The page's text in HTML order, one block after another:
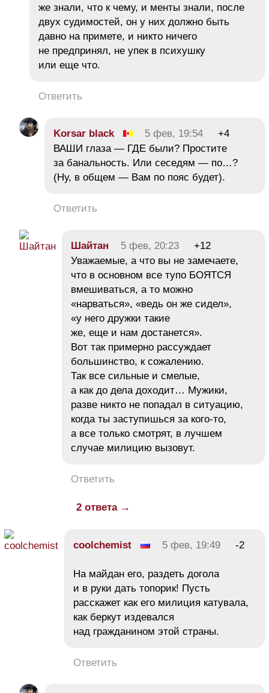
же знали, что к чему, и менты знали, после
двух судимостей, он у них должно быть
давно на примете, и никто ничего
не предпринял, не упек в психушку
или еще что.
Ответить
Korsar black 5 фев, 19:54
+4
ВАШИ глаза — ГДЕ были? Простите
за банальность. Или сеседям — по…?
(Ну, в общем — Вам по пояс будет).
Ответить
Шайтан 5 фев, 20:23
+12
Уважаемые, а что вы не замечаете,
что в основном все тупо БОЯТСЯ
вмешиваться, а то можно
«нарваться», «ведь он же сидел»,
«у него дружки такие
же, еще и нам достанется».
Вот так примерно рассуждает
большинство, к сожалению.
Так все сильные и смелые,
а как до дела доходит… Мужики,
разве никто не попадал в ситуацию,
когда ты заступишься за кого-то,
а все только смотрят, в лучшем
случае милицию вызовут.
Ответить
2 ответа →
coolchemist 5 фев, 19:49 -2
На майдан его, раздеть догола
и в руки дать топорик! Пусть
расскажет как его милиция катувала,
как беркут издевался
над гражданином этой страны.
Ответить